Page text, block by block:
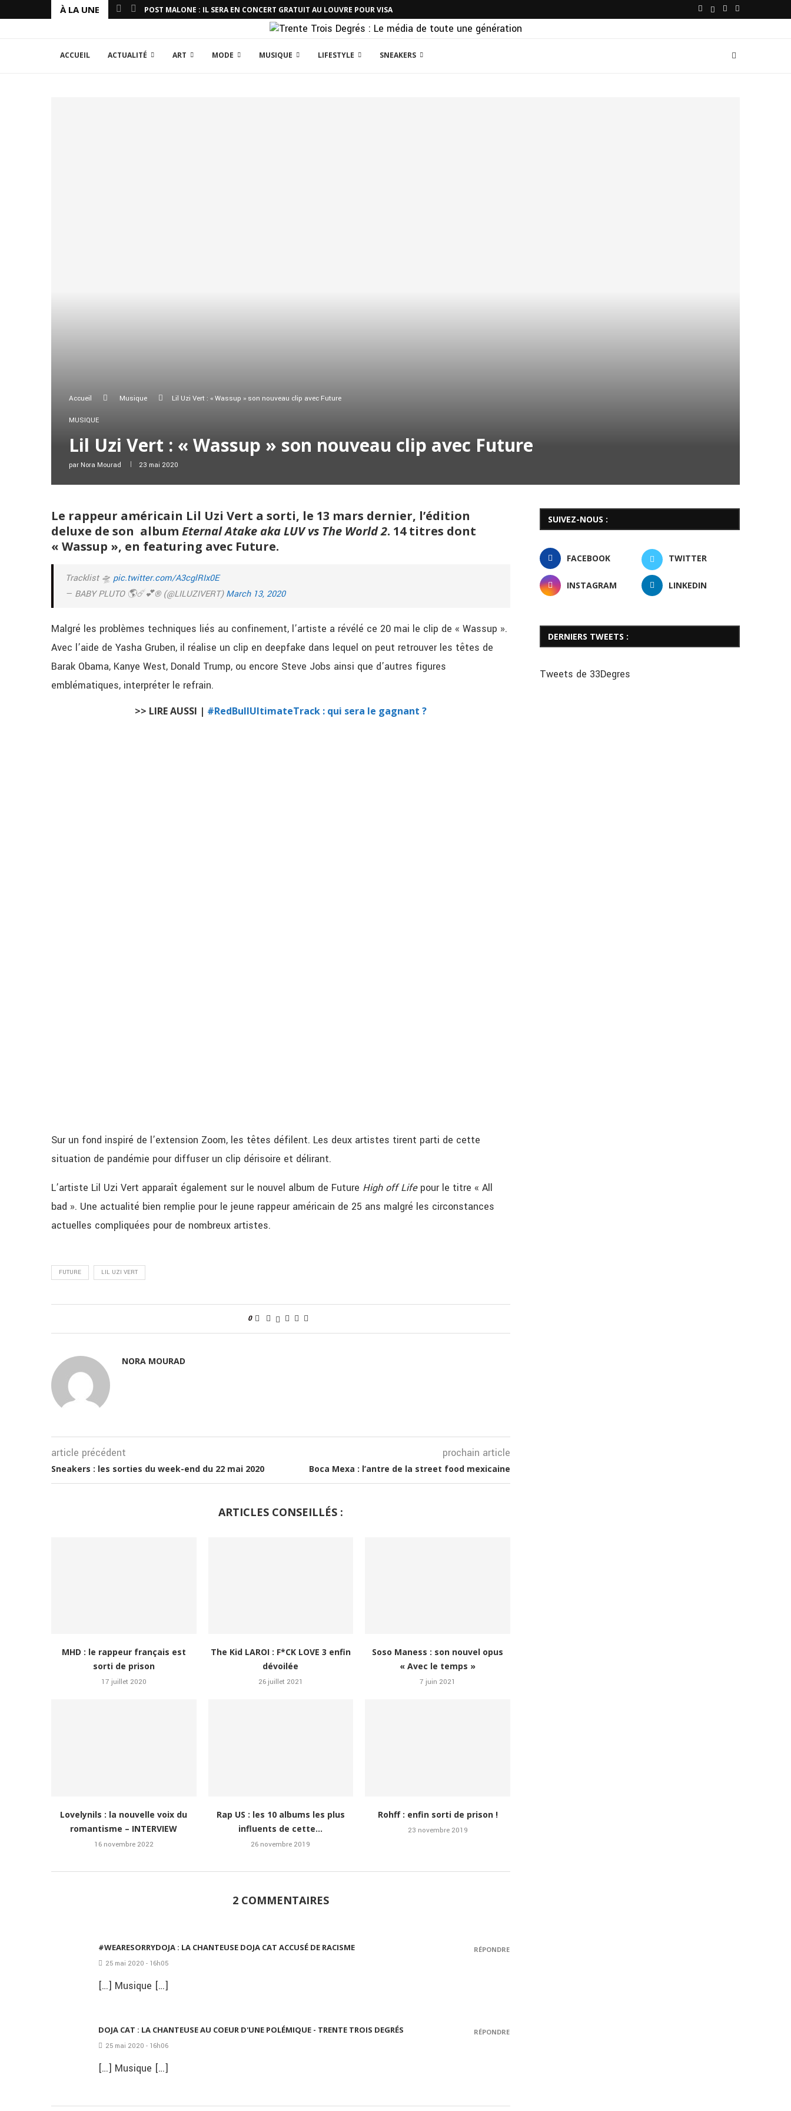
À LA UNE POST MALONE : IL SERA EN CONCERT GRATUIT AU LOUVRE POUR VISA
ACCUEIL ACTUALITÉ ART MODE MUSIQUE LIFESTYLE SNEAKERS
Accueil Musique Lil Uzi Vert : « Wassup » son nouveau clip avec Future
MUSIQUE
Lil Uzi Vert : « Wassup » son nouveau clip avec Future
par Nora Mourad 23 mai 2020
Le rappeur américain Lil Uzi Vert a sorti, le 13 mars dernier, l’édition
deluxe de son album Eternal Atake aka LUV vs The World 2. 14 titres dont
« Wassup », en featuring avec Future.
Tracklist 🛸 pic.twitter.com/A3cglRIx0E
— BABY PLUTO 🌎☄️💕® (@LILUZIVERT)March 13, 2020
Malgré les problèmes techniques liés au confinement, l’artiste a révélé ce 20 mai le clip de « Wassup ».
Avec l’aide de Yasha Gruben, il réalise un clip en deepfake dans lequel on peut retrouver les têtes de
Barak Obama, Kanye West, Donald Trump, ou encore Steve Jobs ainsi que d’autres figures
emblématiques, interpréter le refrain.
>> LIRE AUSSI | #RedBullUltimateTrack : qui sera le gagnant ?
Sur un fond inspiré de l’extension Zoom, les têtes défilent. Les deux artistes tirent parti de cette
situation de pandémie pour diffuser un clip dérisoire et délirant.
L’artiste Lil Uzi Vert apparaît également sur le nouvel album de Future High off Lifepour le titre « All
bad ». Une actualité bien remplie pour le jeune rappeur américain de 25 ans malgré les circonstances
actuelles compliquées pour de nombreux artistes.
FUTURE LIL UZI VERT
0
NORA MOURAD
article précédent
Sneakers : les sorties du week-end du 22 mai 2020
prochain article
Boca Mexa : l’antre de la street food mexicaine
ARTICLES CONSEILLÉS :
MHD : le rappeur français est
sorti de prison
17 juillet 2020
The Kid LAROI : F*CK LOVE 3 enfin
dévoilée
26 juillet 2021
Soso Maness : son nouvel opus
« Avec le temps »
7 juin 2021
Lovelynils : la nouvelle voix du
romantisme – INTERVIEW
16 novembre 2022
Rap US : les 10 albums les plus
influents de cette...
26 novembre 2019
Rohff : enfin sorti de prison !
23 novembre 2019
2 COMMENTAIRES
#WEARESORRYDOJA : LA CHANTEUSE DOJA CAT ACCUSÉ DE RACISME
25 mai 2020 - 16h05
[…] Musique […]
RÉPONDRE
DOJA CAT : LA CHANTEUSE AU COEUR D'UNE POLÉMIQUE - TRENTE TROIS DEGRÉS
25 mai 2020 - 16h06
[…] Musique […]
RÉPONDRE
SUIVEZ-NOUS :
FACEBOOK TWITTER
INSTAGRAM LINKEDIN
DERNIERS TWEETS :
Tweets de 33Degres